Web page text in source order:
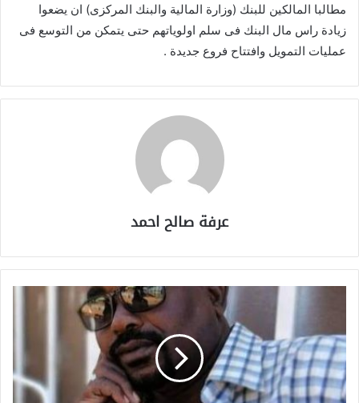
مطالبا المالكين للبنك (وزارة المالية والبنك المركزى) ان يضعوا
زيادة راس مال البنك فى سلم اولوياتهم حتى يتمكن من التوسع فى
عمليات التمويل وافتتاح فروع جديدة .
عرفة صالح احمد